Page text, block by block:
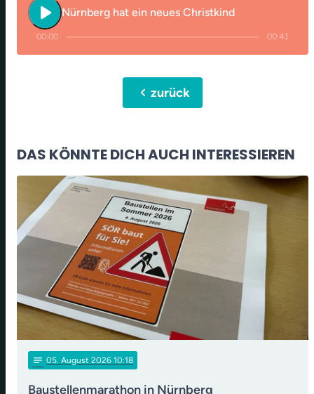
play_arrow Nürnberg hat ein neues Christkind
00:00 00:41
chevron_leftzurück
DAS KÖNNTE DICH AUCH INTERESSIEREN
notes 05. August 2026 10:18
Baustellenmarathon in Nürnberg